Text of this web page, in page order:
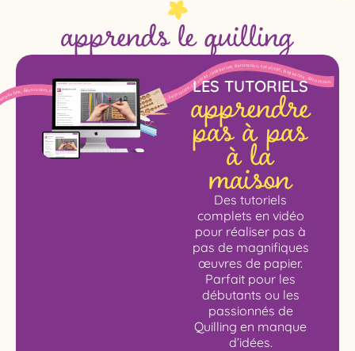
apprends le quilling
LES TUTORIELS
apprendre
pas à pas
à la
maison
Des tutoriels
complets en vidéo
pour réaliser pas à
pas de magnifiques
œuvres de papier.
Parfait pour les
débutants ou les
passionnés de
Quilling en manque
d’idées.